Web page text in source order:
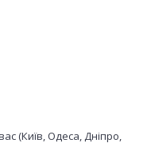
(Київ, Одеса, Дніпро,